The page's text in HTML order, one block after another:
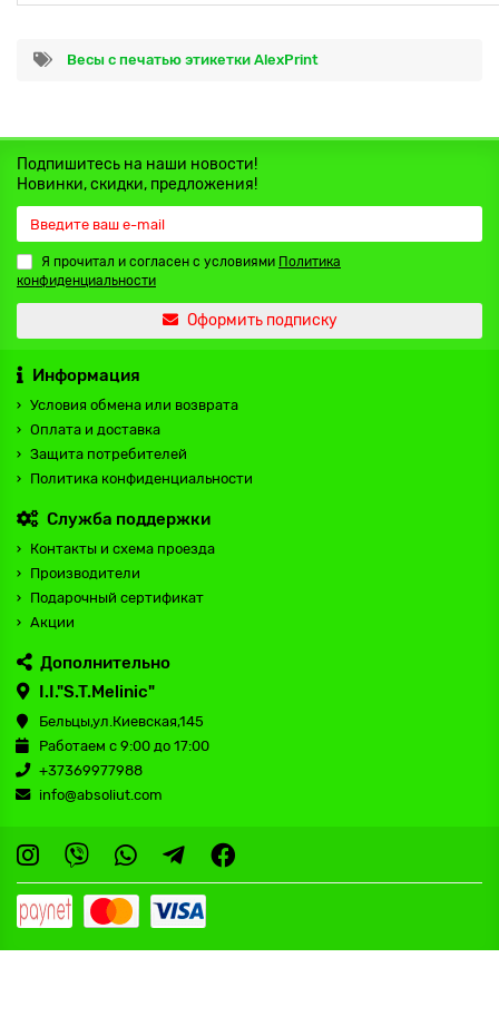
Весы с печатью этикетки AlexPrint
Подпишитесь на наши новости!
Новинки, скидки, предложения!
Я прочитал и согласен с условиями Политика
конфиденциальности
Оформить подписку
Информация
Условия обмена или возврата
Оплата и доставка
Защита потребителей
Политика конфиденциальности
Служба поддержки
Контакты и схема проезда
Производители
Подарочный сертификат
Акции
Дополнительно
I.I."S.T.Melinic"
Бельцы,ул.Киевская,145
Работаем с 9:00 до 17:00
+37369977988
info@absoliut.com